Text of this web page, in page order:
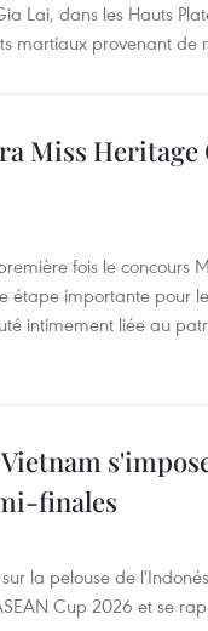
Lai, dans les Hauts
martiaux provenant de
Miss Heritage
fois le concours
étape importante pour
intimement liée au
finales
la pelouse de
Cup 2026 et se